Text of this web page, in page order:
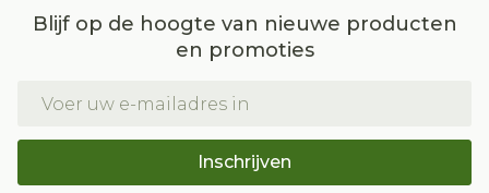
Blijf op de hoogte van nieuwe producten
en promoties
Inschrijven